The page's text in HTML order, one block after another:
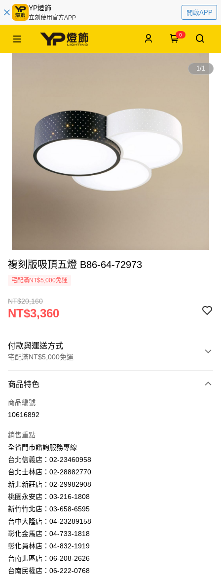
YP燈飾
立刻使用官方APP
開啟APP
0
1/1
複刻版吸頂五燈 B86-64-72973
宅配滿NT$5,000免運
NT$20,160
NT$3,360
付款與運送方式
宅配滿NT$5,000免運
信用卡一次付款
LINE Pay
街口支付
悠遊付
Google Pay
全盈+PAY
AFTEE先享後付
相關說明
【關於「AFTEE先享後付」】
AFTEE先享後付是「在收到商品之後才付款」的支付方式。 讓您購物簡單
便利好安心！
１．簡單：不需註冊會員、不需綁卡、不需儲值。
ATM付款
運送方式
商品特色
商品編號
10616892
銷售重點
全省門市諮詢服務專線
台北信義店：02-23460958
台北士林店：02-28882770
新北新莊店：02-29982908
桃園永安店：03-216-1808
新竹竹北店：03-658-6595
台中大隆店：04-23289158
彰化金馬店：04-733-1818
彰化員林店：04-832-1919
台南北區店：06-208-2626
台南民權店：06-222-0768